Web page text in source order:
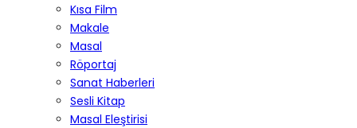
Kısa Film
Makale
Masal
Röportaj
Sanat Haberleri
Sesli Kitap
Masal Eleştirisi